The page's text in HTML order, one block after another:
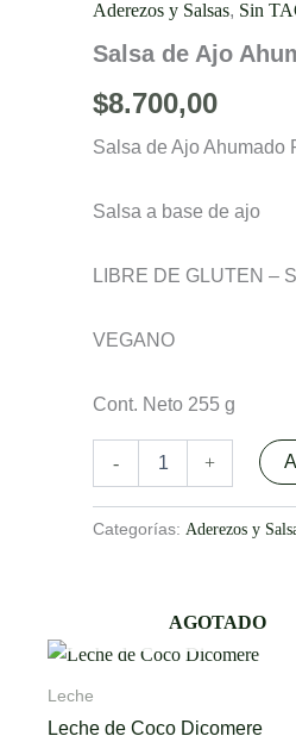
Aderezos y Salsas, Sin
Salsa de Ajo
$8.700,00
Salsa de Ajo Ahumado
Salsa a base de ajo
LIBRE DE GLUTEN –
VEGANO
Cont. Neto 255 g
-
Ajo
Pampagourmet
+
Categorías: Aderezos y
AGOTADO
Leche
Leche de Coco Dicomere